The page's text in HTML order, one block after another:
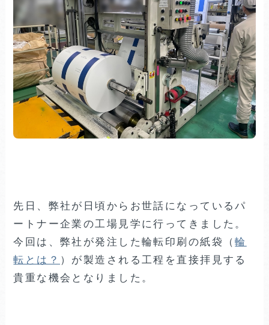
先日、弊社が日頃からお世話になっているパ
ートナー企業の工場見学に行ってきました。
今回は、弊社が発注した輪転印刷の紙袋（輪
転とは？ ）が製造される工程を直接拝見する
貴重な機会となりました。